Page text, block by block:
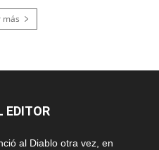
más
EDITOR
al Diablo otra vez, en